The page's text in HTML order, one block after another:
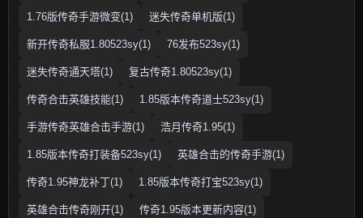
1.76版传奇手游微变(1) 迷失传奇单机版(1)
新开传奇私服1.80523sy(1) 76发布523sy(1)
迷失传奇通天塔(1) 复古传奇1.80523sy(1)
传奇合击英雄技能(1) 1.85版本传奇道士523sy(1)
手游传奇英雄合击手游(1) 浩月传奇1.95(1)
1.85版本传奇打装备523sy(1) 英雄合击的传奇手游(1)
传奇1.95神龙补丁(1) 1.85版本传奇打宝523sy(1)
英雄合击传奇刚开(1) 传奇1.95版本更新内容(1)